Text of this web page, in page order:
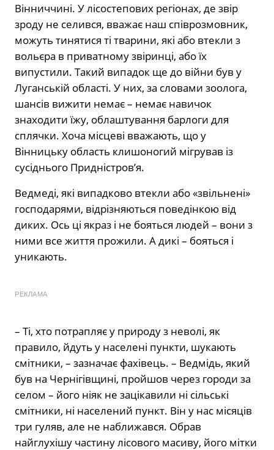
Вінниччині. У лісостепових регіонах, де звір
зроду не селився, вважає наш співрозмовник,
можуть тинятися ті тварини, які або втекли з
вольєра в приватному звіринці, або їх
випустили. Такий випадок ще до війни був у
Луганській області. У них, за словами зоолога,
шансів вижити немає – немає навичок
знаходити їжу, облаштування барлоги для
сплячки. Хоча місцеві вважають, що у
Вінницьку область клишоногий мігрував із
сусіднього Придністров’я.
Ведмеді, які випадково втекли або «звільнені»
господарями, відрізняються поведінкою від
диких. Ось ці якраз і не бояться людей – вони з
ними все життя прожили. А дикі – бояться і
уникають.
РЕКЛАМА
– Ті, хто потрапляє у природу з неволі, як
правило, йдуть у населені пункти, шукають
смітники, – зазначає фахівець. – Ведмідь, який
був на Чернігівщині, пройшов через городи за
селом – його ніяк не зацікавили ні сільські
смітники, ні населений пункт. Він у нас місяців
три гуляв, але не наближався. Обрав
найглухішу частину лісового масиву, його мітки